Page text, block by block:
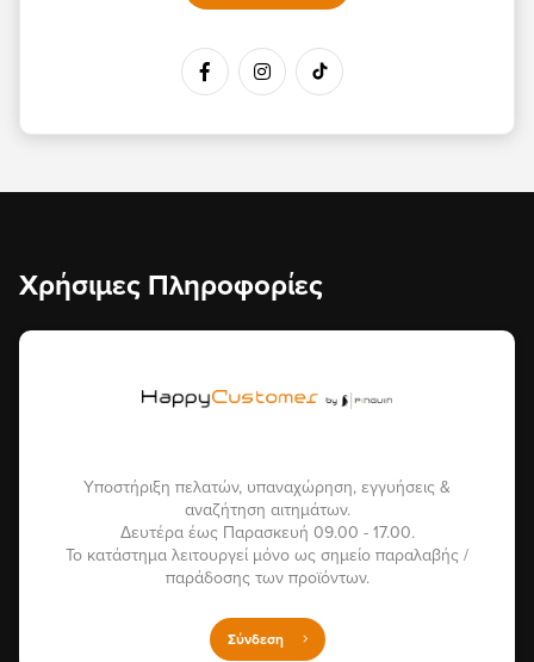
Χρήσιμες Πληροφορίες
Υποστήριξη πελατών, υπαναχώρηση, εγγυήσεις &
αναζήτηση αιτημάτων.
Δευτέρα έως Παρασκευή 09.00 - 17.00.
Το κατάστημα λειτουργεί μόνο ως σημείο παραλαβής /
παράδοσης των προϊόντων.
Σύνδεση